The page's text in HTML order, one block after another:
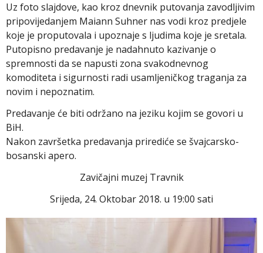
Uz foto slajdove, kao kroz dnevnik putovanja zavodljivim
pripovijedanjem Maiann Suhner nas vodi kroz predjele
koje je proputovala i upoznaje s ljudima koje je sretala.
Putopisno predavanje je nadahnuto kazivanje o
spremnosti da se napusti zona svakodnevnog
komoditeta i sigurnosti radi usamljeničkog traganja za
novim i nepoznatim.
Predavanje će biti održano na jeziku kojim se govori u
BiH.
Nakon završetka predavanja prirediće se švajcarsko-
bosanski apero.
Zavičajni muzej Travnik
Srijeda, 24. Oktobar 2018. u 19:00 sati